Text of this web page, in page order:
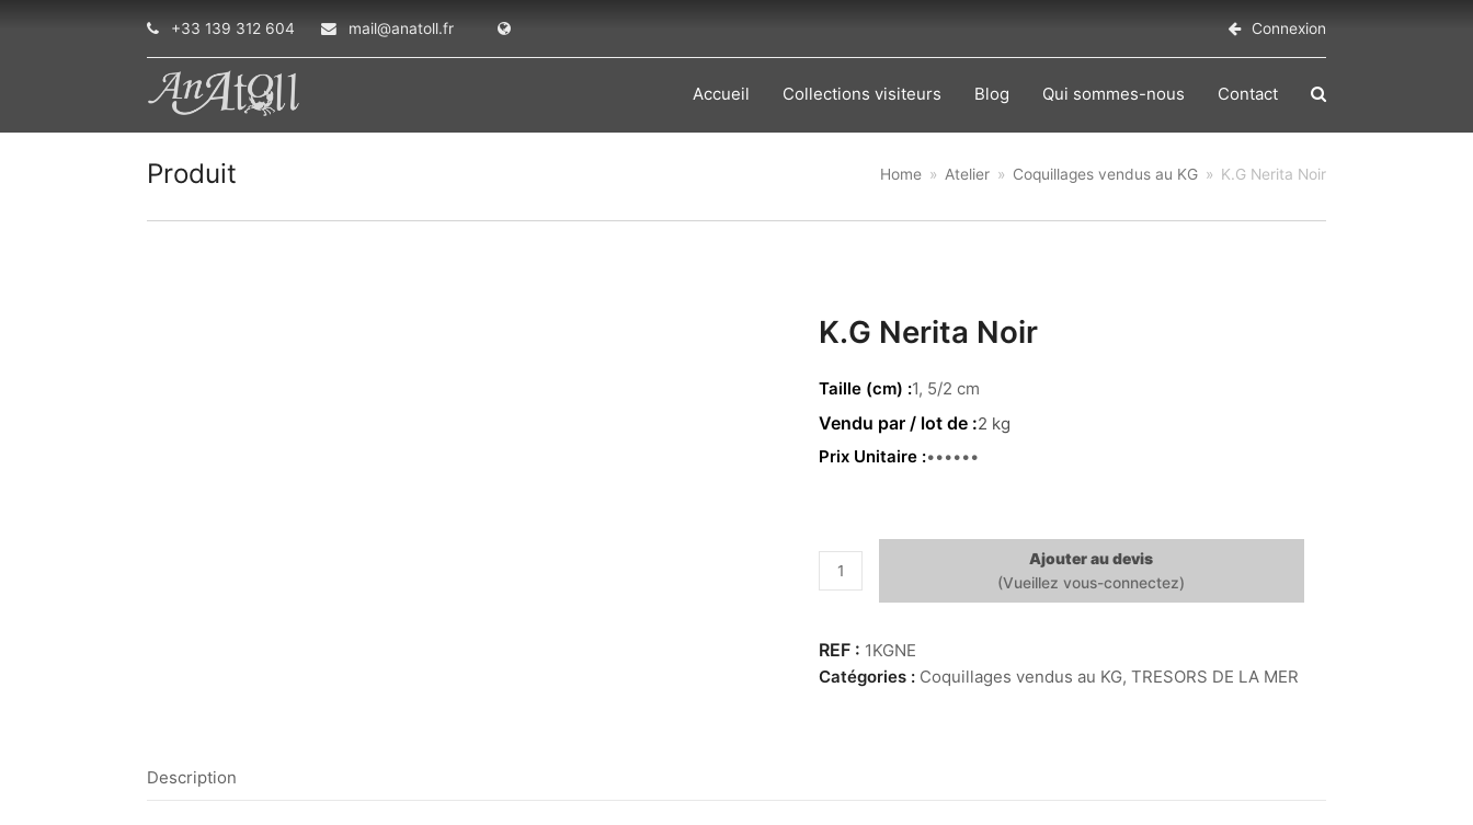
+33 139 312 604 mail@anatoll.fr Connexion
Accueil Collections visiteurs Blog Qui sommes-nous Contact
Produit Home » Atelier » Coquillages vendus au KG » K.G Nerita Noir
K.G Nerita Noir
Taille (cm) 1, 5/2 cm
2 kg
Prix Unitaire 5.00 €
quantité
de
Nerita
Noir
Ajouter au devis
1KGNE
Catégories : Coquillages vendus au KG,TRESORS DE LA MER
Description